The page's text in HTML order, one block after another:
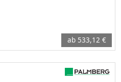
ab 533,12 €